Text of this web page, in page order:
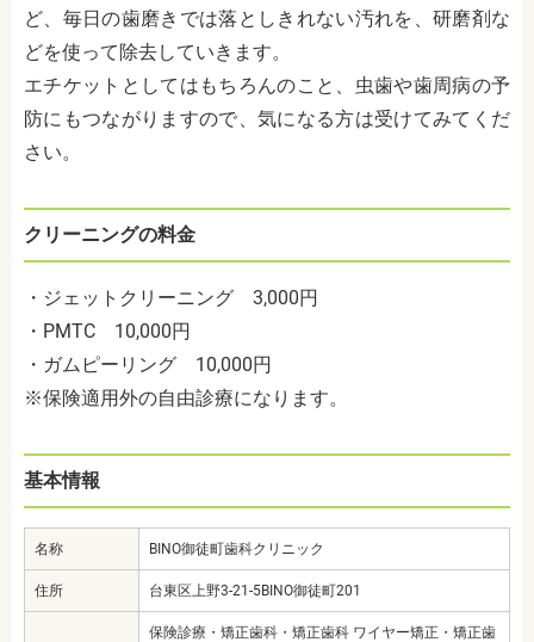
ど、毎日の歯磨きでは落としきれない汚れを、研磨剤な
どを使って除去していきます。
エチケットとしてはもちろんのこと、虫歯や歯周病の予
防にもつながりますので、気になる方は受けてみてくだ
さい。
クリーニングの料金
・ジェットクリーニング 3,000円
・PMTC 10,000円
・ガムピーリング 10,000円
※保険適用外の自由診療になります。
基本情報
名称 BINO御徒町歯科クリニック
住所 台東区上野3-21-5BINO御徒町201
保険診療・矯正歯科・矯正歯科 ワイヤー矯正・矯正歯